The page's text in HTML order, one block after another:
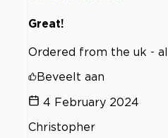
Great!
Ordered from the uk -
Beveelt aan
4 February 2024
Christopher